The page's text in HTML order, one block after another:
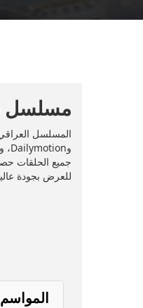
مسلسل 2026 ورث عمتي - 2026 - الحلقة 12
للعرض بجودة